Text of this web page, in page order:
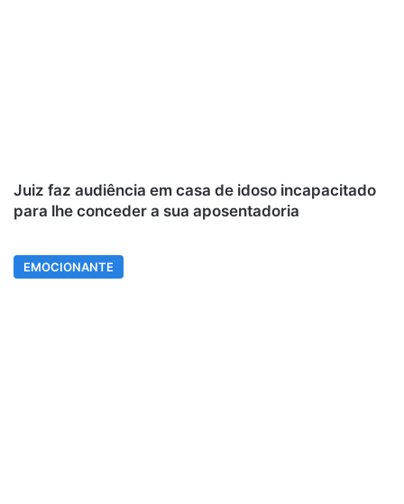
Juiz faz audiência em casa de idoso incapacitado
para lhe conceder a sua aposentadoria
EMOCIONANTE